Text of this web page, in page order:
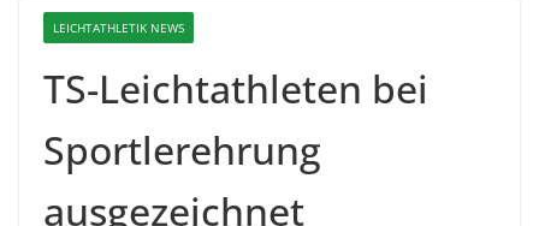
LEICHTATHLETIK NEWS
TS-Leichtathleten bei
Sportlerehrung
ausgezeichnet